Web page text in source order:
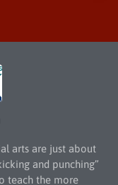
arts are just about
and punching”
teach the more